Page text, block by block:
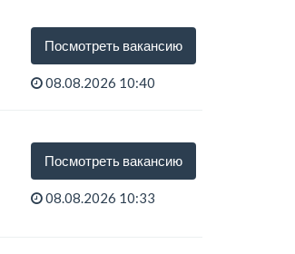
Посмотреть вакансию
08.08.2026 10:40
Посмотреть вакансию
08.08.2026 10:33